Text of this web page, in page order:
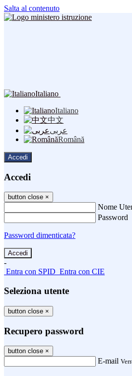
Salta al contenuto
Italiano
Italiano
中文
عربى
Română
Accedi
Accedi
button close ×
Nome
Password
Password dimenticata?
-
Entra con SPID Entra con CIE
Seleziona utente
button close ×
Recupero password
button close ×
E-mail